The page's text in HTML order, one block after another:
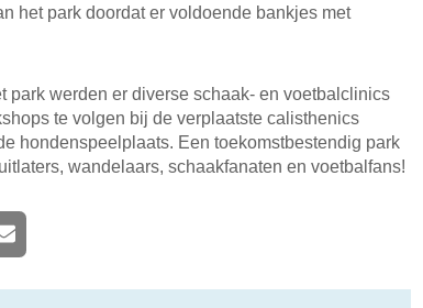
het park doordat er voldoende bankjes met
park werden er diverse schaak- en voetbalclinics
te volgen bij de verplaatste calisthenics
hondenspeelplaats. Een toekomstbestendig park
wandelaars, schaakfanaten en voetbalfans!
E-mail